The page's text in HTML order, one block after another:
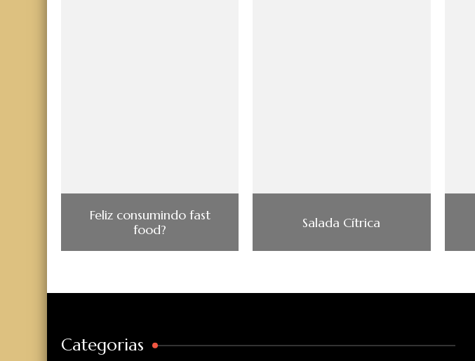
Feliz consumindo fast
food?
Salada Cítrica
Categorias